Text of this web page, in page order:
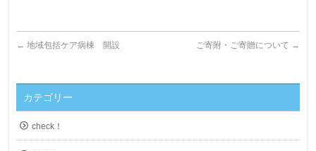
← 地域包括ケア病棟 開設 ご寄附・ご寄贈について →
カテゴリー
check！